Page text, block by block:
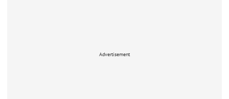
Advertisement